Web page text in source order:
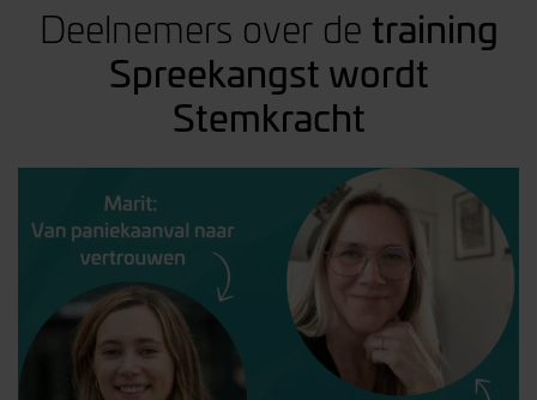
Deelnemers over de training
Spreekangst wordt
Stemkracht